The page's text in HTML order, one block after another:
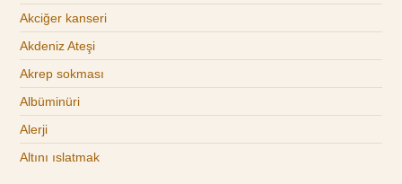
Akciğer kanseri
Akdeniz Ateşi
Akrep sokması
Albüminüri
Alerji
Altını ıslatmak